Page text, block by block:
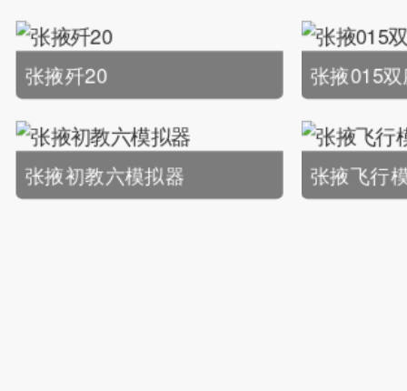
张掖歼20
张掖初教六模拟器
张掖015
张掖飞行